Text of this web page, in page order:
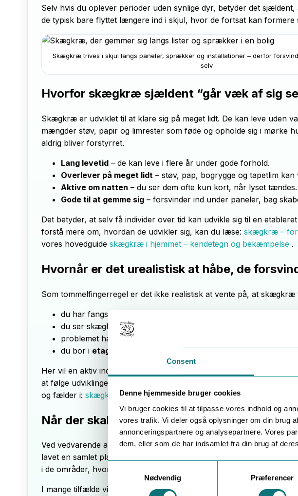
Consent
Denne hjemmeside bruger cookies
Vi bruger cookies til at tilpasse vores indhold og
vores trafik. Vi deler også oplysninger om din brug
annonceringspartnere og analysepartnere. Vores
dem, eller som de har indsamlet fra din brug af
Consent
Nødvendig Præferencer
Selv hvis du oplever perioder uden synlige dyr, betyder det
de typisk bare flyttet længere ind i skjul, hvor de fortsat kan formere
Skægkræ trives i skjul langs paneler, sprækker og installationer – derfor
selv.
Hvorfor skægkræ sjældent “går væk af sig
Skægkræ er udviklet til at klare sig på meget lidt. De kan leve uden
mængder støv, papir og limrester som føde og opholde sig i mørke
aldrig bliver forstyrret.
Lang levetid – de kan leve i flere år under gode forhold.
Overlever på meget lidt – støv, pap, bogrygge og tapetlim
Aktive om natten – du ser dem ofte kun kort, når lyset tændes.
Gode til at gemme sig – forsvinder ind under paneler, bag
Det betyder, at selv få individer over tid kan udvikle sig til en
forstå mere om, hvordan de udvikler sig, kan du læse: skægkræ –
vores hovedguide skægkræ i hjemmet – kendetegn og bekæmpelse .
Hvornår er det urealistisk at håbe, de
Som tommelfingerregel er det ikke realistisk at vente på, at skægkræ
du har fangster i limfælder i
du ser skægkræ både i
problemet har stået på i
du bor i etageejendom, hvor de kan vandre mellem lejligheder.
Her vil en aktiv indsats næsten altid være nødvendig. Fælder og
at følge udviklingen, men de erstatter ikke en samlet bekæmpelse.
og fælder i: skægkræfælder og bekæmpelse.
Når der skal professionel bekæmpelse til
Ved vedvarende aktivitet er det typisk nødvendigt med professionel
lavet en samlet plan for boligen, hvor vi kombinerer tætning,
i de områder, hvor skægkræ faktisk lever og søger føde.
I mange tilfælde vil en autoriseret skadedyrsbekæmper brugeædegift